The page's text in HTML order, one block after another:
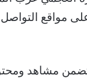
مواقع
تضمن مشاهد